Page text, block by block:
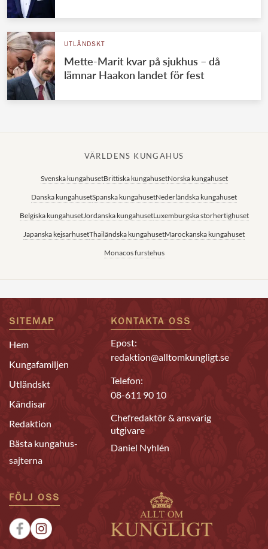
UTLÄNDSKT
Mette-Marit kvar på sjukhus – då
lämnar Haakon landet för fest
VÄRLDENS KUNGAHUS
Svenska kungahusetBrittiska kungahusetNorska kungahuset
Danska kungahusetSpanska kungahusetNederländska kungahuset
Belgiska kungahusetJordanska kungahusetLuxemburgska storhertighuset
Japanska kejsarhusetThailändska kungahusetMarockanska kungahuset
Monacos furstehus
SITEMAP
Hem
Kungafamiljen
Utländskt
Kändisar
Redaktion
Bästa kungahus-
sajterna
KONTAKTA OSS
Epost:
redaktion@alltomkungligt.se
Telefon:
08-611 90 10
Chefredaktör & ansvarig
utgivare
Daniel Nyhlén
FÖLJ OSS